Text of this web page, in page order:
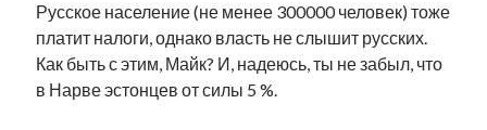
Русское население (не менее 300000 человек) тоже
платит налоги, однако власть не слышит русских.
Как быть с этим, Майк? И, надеюсь, ты не забыл, что
в Нарве эстонцев от силы 5 %.